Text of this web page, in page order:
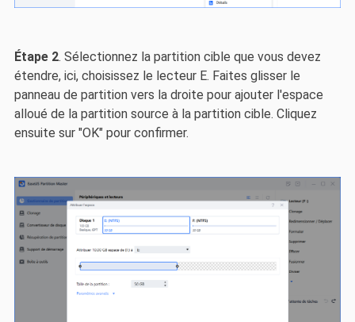
Étape 2. Sélectionnez la partition cible que vous devez
étendre, ici, choisissez le lecteur E. Faites glisser le
panneau de partition vers la droite pour ajouter l'espace
alloué de la partition source à la partition cible. Cliquez
ensuite sur "OK" pour confirmer.